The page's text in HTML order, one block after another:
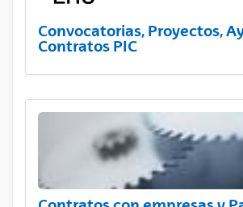
Convocatorias, Proyectos,
Contratos PIC